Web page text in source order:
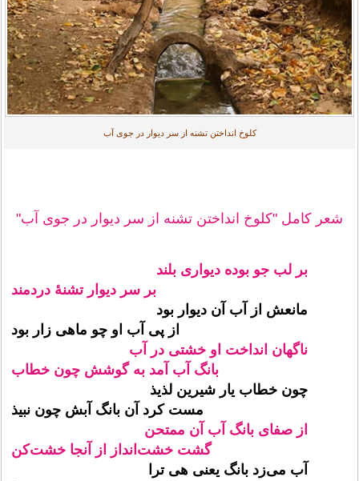
کلوخ انداختن تشنه از سر دیوار در جوی آب
شعر کامل "کلوخ انداختن تشنه از سر دیوار در جوی آب"
بر لب جو بوده دیواری بلند
بر سر دیوار تشنهٔ دردمند
مانعش از آب آن دیوار بود
از پی آب او چو ماهی زار بود
ناگهان انداخت او خشتی در آب
بانگ آب آمد به گوشش چون خطاب
چون خطاب یار شیرین لذیذ
مست کرد آن بانگ آبش چون نبیذ
از صفای بانگ آب آن ممتحن
گشت خشت‌انداز از آنجا خشت‌کن
آب می‌زد بانگ یعنی هی ترا